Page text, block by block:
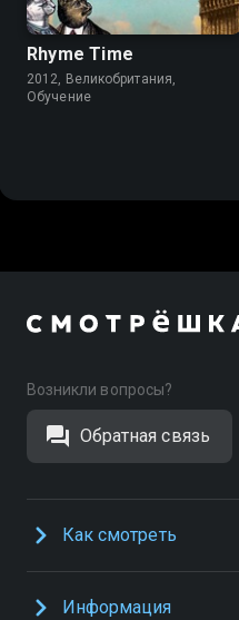
Rhyme Time
2012, Великобритания,
Обучение
Возникли вопросы?
Обратная связь
Как смотреть
Информация